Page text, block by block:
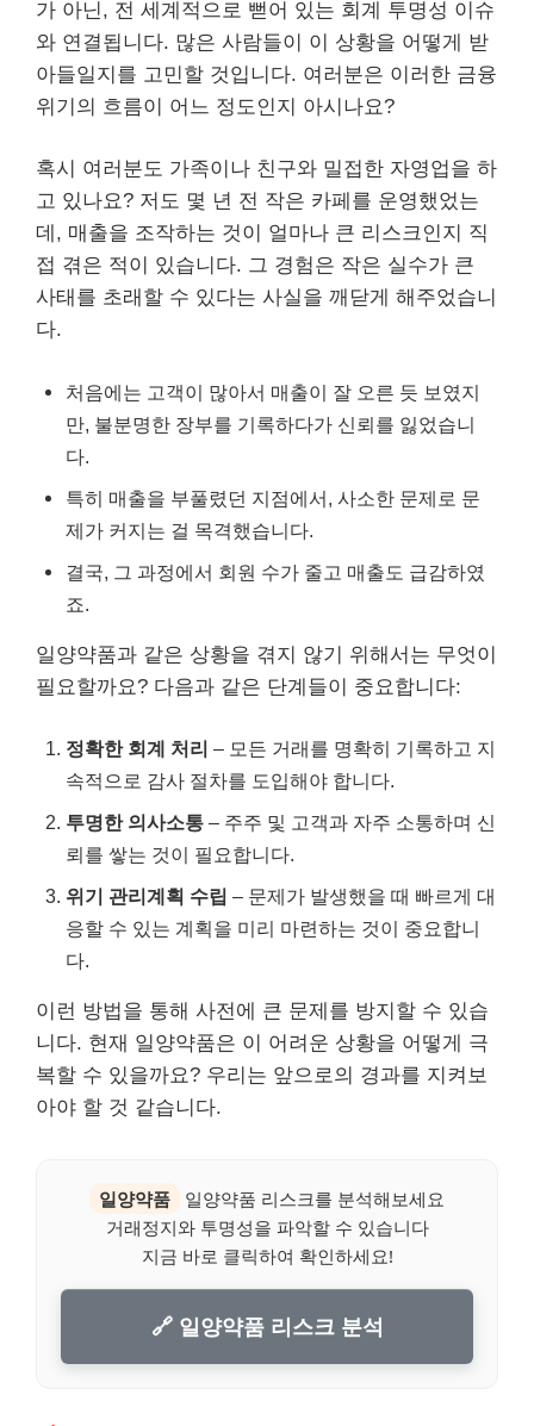
가 아닌, 전 세계적으로 뻗어 있는 회계 투명성 이슈
와 연결됩니다. 많은 사람들이 이 상황을 어떻게 받
아들일지를 고민할 것입니다. 여러분은 이러한 금융
위기의 흐름이 어느 정도인지 아시나요?
혹시 여러분도 가족이나 친구와 밀접한 자영업을 하
고 있나요? 저도 몇 년 전 작은 카페를 운영했었는
데, 매출을 조작하는 것이 얼마나 큰 리스크인지 직
접 겪은 적이 있습니다. 그 경험은 작은 실수가 큰
사태를 초래할 수 있다는 사실을 깨닫게 해주었습니
다.
처음에는 고객이 많아서 매출이 잘 오른 듯 보였지
만, 불분명한 장부를 기록하다가 신뢰를 잃었습니
다.
특히 매출을 부풀렸던 지점에서, 사소한 문제로 문
제가 커지는 걸 목격했습니다.
결국, 그 과정에서 회원 수가 줄고 매출도 급감하였
죠.
일양약품과 같은 상황을 겪지 않기 위해서는 무엇이
필요할까요? 다음과 같은 단계들이 중요합니다:
정확한 회계 처리 – 모든 거래를 명확히 기록하고 지
속적으로 감사 절차를 도입해야 합니다.
투명한 의사소통 – 주주 및 고객과 자주 소통하며 신
뢰를 쌓는 것이 필요합니다.
위기 관리계획 수립 – 문제가 발생했을 때 빠르게 대
응할 수 있는 계획을 미리 마련하는 것이 중요합니
다.
이런 방법을 통해 사전에 큰 문제를 방지할 수 있습
니다. 현재 일양약품은 이 어려운 상황을 어떻게 극
복할 수 있을까요? 우리는 앞으로의 경과를 지켜보
아야 할 것 같습니다.
일양약품
일양약품 리스크를 분석해보세요
거래정지와 투명성을 파악할 수 있습니다
지금 바로 클릭하여 확인하세요!
🔗 일양약품 리스크 분석